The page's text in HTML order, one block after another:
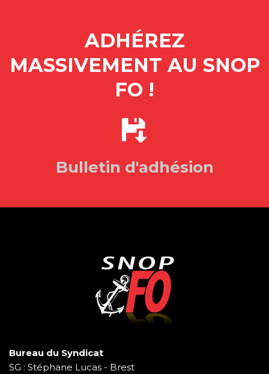
ADHÉREZ
MASSIVEMENT AU SNOP
FO !
Bulletin d'adhésion
Bureau du Syndicat
SG : Stéphane Lucas - Brest